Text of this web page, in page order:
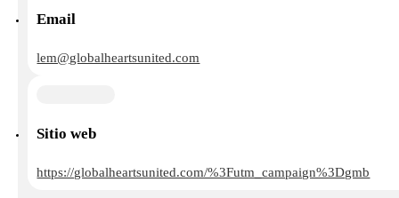
Email
lem@globalheartsunited.com
Sitio web
https://globalheartsunited.com/%3Futm_campaign%3Dgmb